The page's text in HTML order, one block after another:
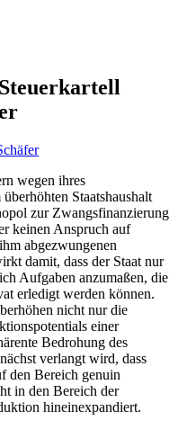
wegen ihres
Staatshaushalt
zur Zwangsfinanzierung
keinen Anspruch auf
abgezwungenen
damit, dass der Staat nur
Aufgaben anzumaßen, die
erledigt werden können.
nicht nur die
einer
Bedrohung des
verlangt wird, dass
den Bereich genuin
in den Bereich der
hineinexpandiert.